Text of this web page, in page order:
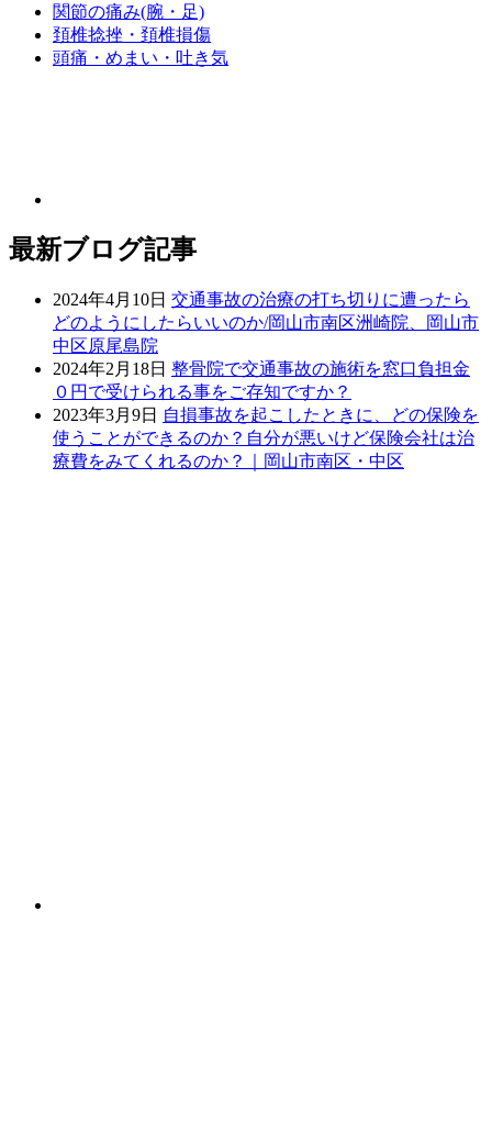
関節の痛み(腕・足)
頚椎捻挫・頚椎損傷
頭痛・めまい・吐き気
最新ブログ記事
2024年4月10日 交通事故の治療の打ち切りに遭ったら
どのようにしたらいいのか/岡山市南区洲崎院、岡山市
中区原尾島院
2024年2月18日 整骨院で交通事故の施術を窓口負担金
０円で受けられる事をご存知ですか？
2023年3月9日 自損事故を起こしたときに、どの保険を
使うことができるのか？自分が悪いけど保険会社は治
療費をみてくれるのか？｜岡山市南区・中区